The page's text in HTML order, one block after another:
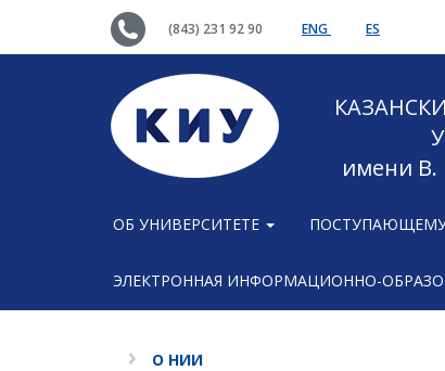
(843) 231 92 90 ENG ES
имени В.
ОБ УНИВЕРСИТЕТЕ
ЭЛЕКТРОННАЯ ИНФОРМАЦИОННО-
О НИИ